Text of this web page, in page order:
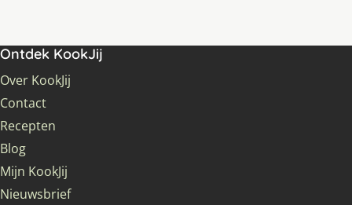
Ontdek KookJij
Over KookJij
Contact
Recepten
Blog
Mijn KookJij
Nieuwsbrief